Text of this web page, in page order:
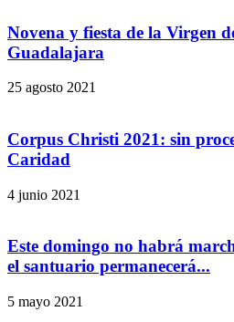
Novena y fiesta de la Virgen
Guadalajara
25 agosto 2021
Corpus Christi 2021: sin
Caridad
4 junio 2021
Este domingo no habrá
el santuario permanecerá...
5 mayo 2021